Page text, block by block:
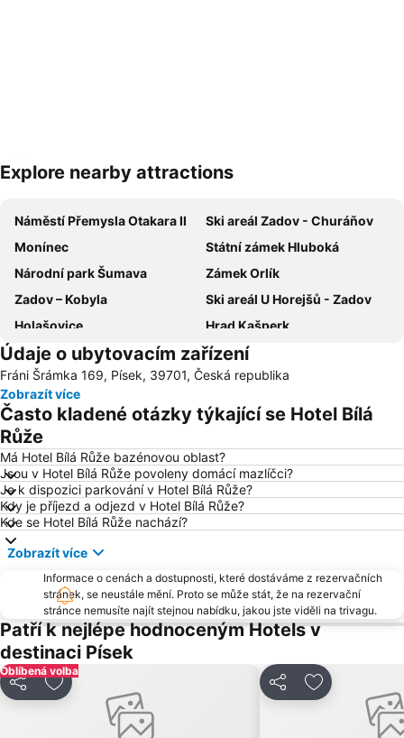
Explore nearby attractions
Náměstí Přemysla Otakara II
Ski areál Zadov - Churáňov
Monínec
Státní zámek Hluboká
Národní park Šumava
Zámek Orlík
Zadov – Kobyla
Ski areál U Horejšů - Zadov
Holašovice
Hrad Kašperk
Zámek Lnáře
Státní zámek Hluboká
Lyžařský areál České Žleby
Ski areál Kasperské Hory
Muzeum Sumavy Kasperské Hory
Muzeum historických motocyklů a expozice české hračky
Kratochvíle
Relax Monínec
Ski areál Záluží
Zámek Chanovice
Libín – Libínské sedlo
Kubova Huť
Údaje o ubytovacím zařízení
Fráni Šrámka 169, Písek, 39701, Česká republika
Zobrazít více
Často kladené otázky týkající se Hotel Bílá
Růže
Má Hotel Bílá Růže bazénovou oblast?
Jsou v Hotel Bílá Růže povoleny domácí mazlíčci?
Je k dispozici parkování v Hotel Bílá Růže?
Kdy je příjezd a odjezd v Hotel Bílá Růže?
Kde se Hotel Bílá Růže nachází?
Zobrazít více
Informace o cenách a dostupnosti, které dostáváme z rezervačních
stránek, se neustále mění. Proto se může stát, že na rezervační
stránce nemusíte najít stejnou nabídku, jakou jste viděli na trivagu.
Patří k nejlépe hodnoceným Hotels v
destinaci Písek
Oblíbená volba
Sdílet Přidat na seznam oblíbených hotelů
Sdílet Přidat na